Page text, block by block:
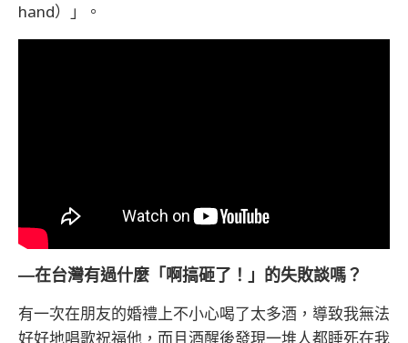
hand）」。
―在台灣有過什麼「啊搞砸了！」的失敗談嗎？
有一次在朋友的婚禮上不小心喝了太多酒，導致我無法
好好地唱歌祝福他，而且酒醒後發現一堆人都睡死在我